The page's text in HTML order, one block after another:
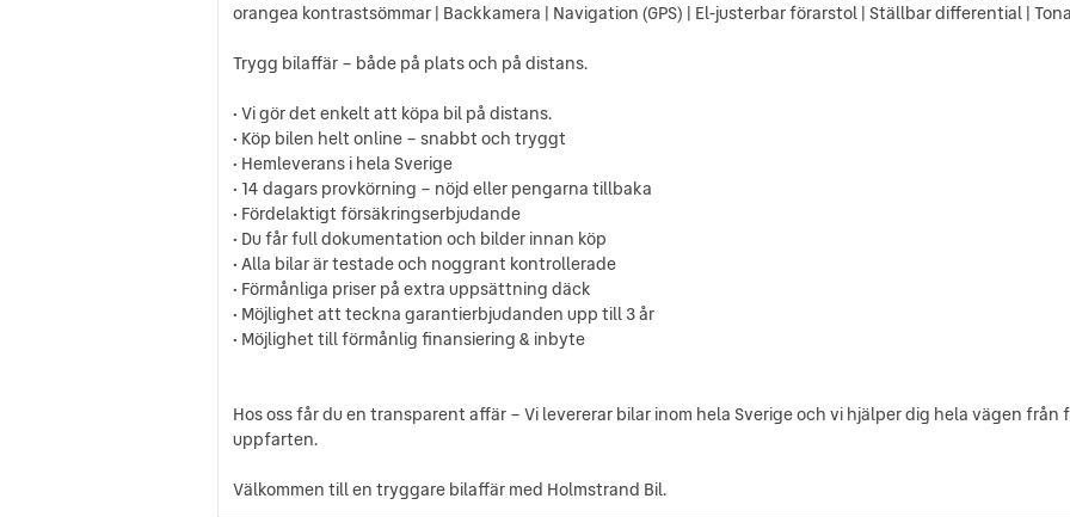
orangea kontrastsömmar | Backkamera | Navigation (GPS) | El-justerbar förarstol | Ställbar differential |
Trygg bilaffär – både på plats och på distans.
• Vi gör det enkelt att köpa bil på distans.
• Köp bilen helt online – snabbt och tryggt
• Hemleverans i hela Sverige
• 14 dagars provkörning – nöjd eller pengarna tillbaka
• Fördelaktigt försäkringserbjudande
• Du får full dokumentation och bilder innan köp
• Alla bilar är testade och noggrant kontrollerade
• Förmånliga priser på extra uppsättning däck
• Möjlighet att teckna garantierbjudanden upp till 3 år
• Möjlighet till förmånlig finansiering & inbyte
Hos oss får du en transparent affär – Vi levererar bilar inom hela Sverige och vi hjälper dig hela vägen
uppfarten.
Välkommen till en tryggare bilaffär med Holmstrand Bil.